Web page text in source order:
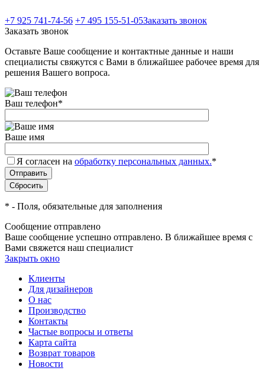
+7 925 741-74-56 +7 495 155-51-05Заказать звонок
Заказать звонок
Оставьте Ваше сообщение и контактные данные и наши
специалисты свяжутся с Вами в ближайшее рабочее время для
решения Вашего вопроса.
Ваш телефон*
Ваше имя
Я согласен на обработку персональных данных.*
* - Поля, обязательные для заполнения
Сообщение отправлено
Ваше сообщение успешно отправлено. В ближайшее время с
Вами свяжется наш специалист
Закрыть окно
Клиенты
Для дизайнеров
О нас
Производство
Контакты
Частые вопросы и ответы
Карта сайта
Возврат товаров
Новости